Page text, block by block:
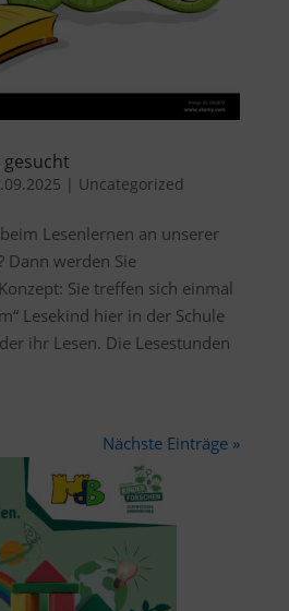
| Uncategorized
Lesenlernen an unserer
Dann werden Sie
Sie treffen sich einmal
Lesekind hier in der Schule
ihr Lesen. Die Lesestunden
Nächste Einträge »